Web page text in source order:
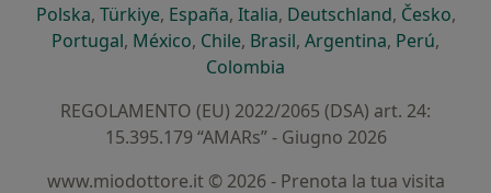
Polskasi apre in una nuova scheda
, Türkiyesi apre in una nuova scheda
, Españasi apre in una nuova scheda
, Italiasi apre in una nuova
, Deutschlandsi apre in
, Českosi
,
Portugalsi apre in una nuova scheda
, Méxicosi apre in una nuova scheda
, Chilesi apre in una nuova scheda
, Brasilsi apre in una nuova
, Argentinasi apre in
, Perúsi
,
Colombia
REGOLAMENTO (EU) 2022/2065 (DSA) art. 24:
15.395.179 “AMARs” - Giugno 2026
www.miodottore.it © 2026 - Prenota la tua visita